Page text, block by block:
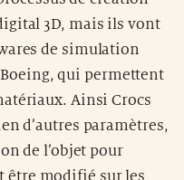
3D, mais ils vont
de simulation
qui permettent
Ainsi Crocs
d’autres paramètres,
de l’objet pour
être modifié sur les